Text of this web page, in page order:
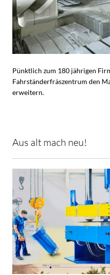
Pünktlich zum 180 jährigen
Fahrständerfräszentrum den
erweitern.
Aus alt mach neu!